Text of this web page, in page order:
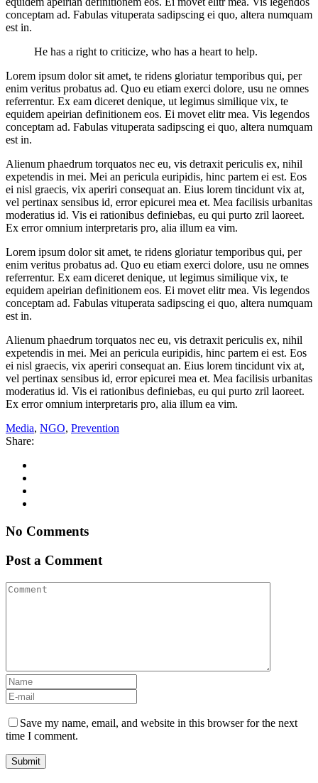
conceptam ad. Fabulas vituperata sadipscing ei quo, altera numquam
est in.
He has a right to criticize, who has a heart to help.
Lorem ipsum dolor sit amet, te ridens gloriatur temporibus qui, per
enim veritus probatus ad. Quo eu etiam exerci dolore, usu ne omnes
referrentur. Ex eam diceret denique, ut legimus similique vix, te
equidem apeirian definitionem eos. Ei movet elitr mea. Vis legendos
conceptam ad. Fabulas vituperata sadipscing ei quo, altera numquam
est in.
Alienum phaedrum torquatos nec eu, vis detraxit periculis ex, nihil
expetendis in mei. Mei an pericula euripidis, hinc partem ei est. Eos
ei nisl graecis, vix aperiri consequat an. Eius lorem tincidunt vix at,
vel pertinax sensibus id, error epicurei mea et. Mea facilisis urbanitas
moderatius id. Vis ei rationibus definiebas, eu qui purto zril laoreet.
Ex error omnium interpretaris pro, alia illum ea vim.
Lorem ipsum dolor sit amet, te ridens gloriatur temporibus qui, per
enim veritus probatus ad. Quo eu etiam exerci dolore, usu ne omnes
referrentur. Ex eam diceret denique, ut legimus similique vix, te
equidem apeirian definitionem eos. Ei movet elitr mea. Vis legendos
conceptam ad. Fabulas vituperata sadipscing ei quo, altera numquam
est in.
Alienum phaedrum torquatos nec eu, vis detraxit periculis ex, nihil
expetendis in mei. Mei an pericula euripidis, hinc partem ei est. Eos
ei nisl graecis, vix aperiri consequat an. Eius lorem tincidunt vix at,
vel pertinax sensibus id, error epicurei mea et. Mea facilisis urbanitas
moderatius id. Vis ei rationibus definiebas, eu qui purto zril laoreet.
Ex error omnium interpretaris pro, alia illum ea vim.
Media, NGO, Prevention
Share:
No Comments
Post a Comment
Save my name, email, and website in this browser for the next
time I comment.